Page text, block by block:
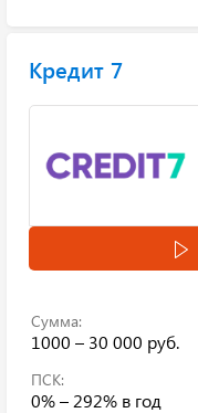
Кредит 7
Сумма:
1000 – 30 000 руб.
ПСК:
0% – 292% в год